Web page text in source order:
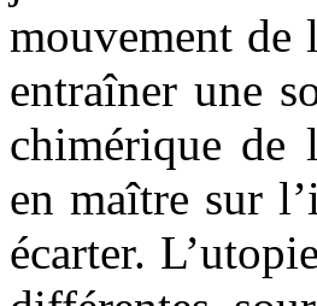
mouvement de
entraîner une
chimérique de
en maître sur
écarter.